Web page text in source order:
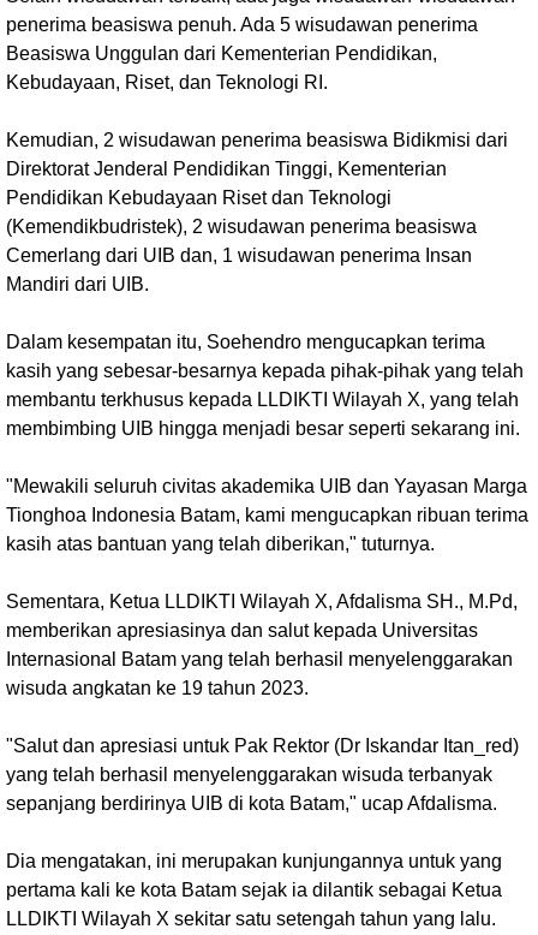
penerima beasiswa penuh. Ada 5 wisudawan penerima
Beasiswa Unggulan dari Kementerian Pendidikan,
Kebudayaan, Riset, dan Teknologi RI.
Kemudian, 2 wisudawan penerima beasiswa Bidikmisi dari
Direktorat Jenderal Pendidikan Tinggi, Kementerian
Pendidikan Kebudayaan Riset dan Teknologi
(Kemendikbudristek), 2 wisudawan penerima beasiswa
Cemerlang dari UIB dan, 1 wisudawan penerima Insan
Mandiri dari UIB.
Dalam kesempatan itu, Soehendro mengucapkan terima
kasih yang sebesar-besarnya kepada pihak-pihak yang telah
membantu terkhusus kepada LLDIKTI Wilayah X, yang telah
membimbing UIB hingga menjadi besar seperti sekarang ini.
"Mewakili seluruh civitas akademika UIB dan Yayasan Marga
Tionghoa Indonesia Batam, kami mengucapkan ribuan terima
kasih atas bantuan yang telah diberikan," tuturnya.
Sementara, Ketua LLDIKTI Wilayah X, Afdalisma SH., M.Pd,
memberikan apresiasinya dan salut kepada Universitas
Internasional Batam yang telah berhasil menyelenggarakan
wisuda angkatan ke 19 tahun 2023.
"Salut dan apresiasi untuk Pak Rektor (Dr Iskandar Itan_red)
yang telah berhasil menyelenggarakan wisuda terbanyak
sepanjang berdirinya UIB di kota Batam," ucap Afdalisma.
Dia mengatakan, ini merupakan kunjungannya untuk yang
pertama kali ke kota Batam sejak ia dilantik sebagai Ketua
LLDIKTI Wilayah X sekitar satu setengah tahun yang lalu.